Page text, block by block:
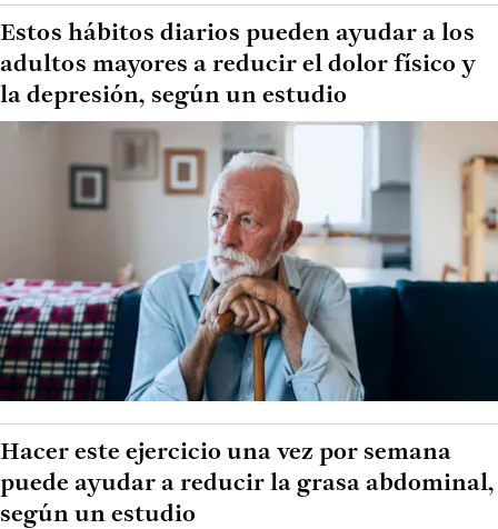
Estos hábitos diarios pueden ayudar a los
adultos mayores a reducir el dolor físico y
la depresión, según un estudio
Hacer este ejercicio una vez por semana
puede ayudar a reducir la grasa abdominal,
según un estudio